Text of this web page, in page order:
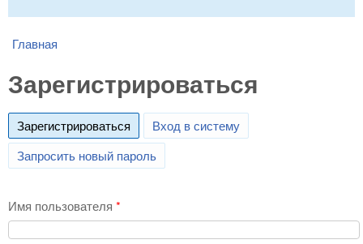
You are here
Главная
Зарегистрироваться
Зарегистрироваться (active tab)
Вход в систему
Запросить новый пароль
Имя пользователя *